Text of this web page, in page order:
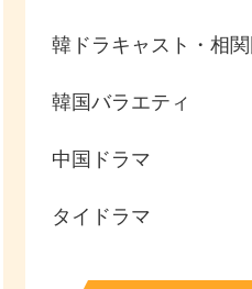
韓ドラキャスト・相関
韓国バラエティ
中国ドラマ
タイドラマ